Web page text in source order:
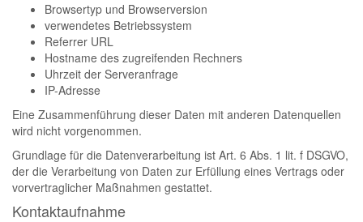
Browsertyp und Browserversion
verwendetes Betriebssystem
Referrer URL
Hostname des zugreifenden Rechners
Uhrzeit der Serveranfrage
IP-Adresse
Eine Zusammenführung dieser Daten mit anderen Datenquellen
wird nicht vorgenommen.
Grundlage für die Datenverarbeitung ist Art. 6 Abs. 1 lit. f DSGVO,
der die Verarbeitung von Daten zur Erfüllung eines Vertrags oder
vorvertraglicher Maßnahmen gestattet.
Kontaktaufnahme